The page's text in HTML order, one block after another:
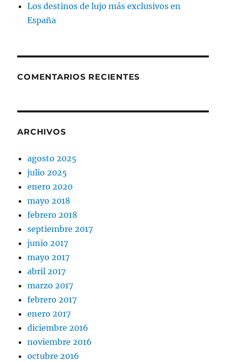
Los destinos de lujo más exclusivos en
España
COMENTARIOS RECIENTES
ARCHIVOS
agosto 2025
julio 2025
enero 2020
mayo 2018
febrero 2018
septiembre 2017
junio 2017
mayo 2017
abril 2017
marzo 2017
febrero 2017
enero 2017
diciembre 2016
noviembre 2016
octubre 2016